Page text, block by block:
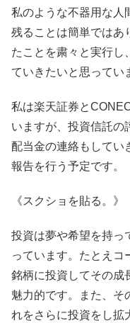
私のような不器用な人
残ることは簡単ではあ
たことを粛々と実行し
ていきたいと思ってい
私は楽天証券と
いますが、投資信託の
配当金の連絡もしてい
報告を行う予定です。
《スクショを貼る。》
投資は夢や希望を持っ
っています。たとえコ
銘柄に投資してその成
魅力的です。また、そ
れをさらに投資をし拡